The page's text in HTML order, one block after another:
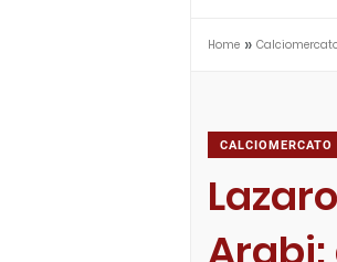
Home »
CALCIOMERCATO